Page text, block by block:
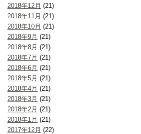
2018年12月 (21)
2018年11月 (21)
2018年10月 (21)
2018年9月 (21)
2018年8月 (21)
2018年7月 (21)
2018年6月 (21)
2018年5月 (21)
2018年4月 (21)
2018年3月 (21)
2018年2月 (21)
2018年1月 (21)
2017年12月 (22)